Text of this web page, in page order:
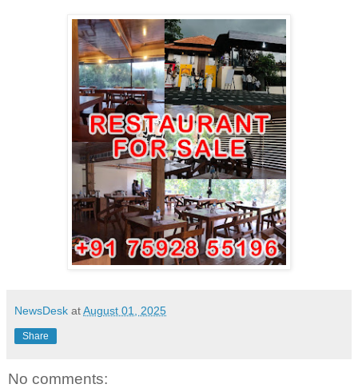
NewsDesk atAugust 01, 2025
Share
No comments: